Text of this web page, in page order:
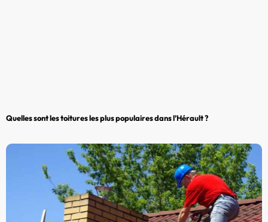
Quelles sont les toitures les plus populaires dans l’Hérault ?